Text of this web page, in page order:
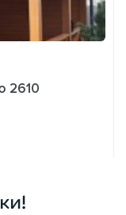
2610